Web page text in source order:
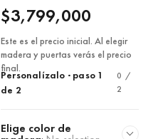
$3,799,000
Este es el precio inicial. Al elegir
madera y puertas verás el precio
final.
Personalízalo · paso 1
de 2
0 /
2
Elige color de